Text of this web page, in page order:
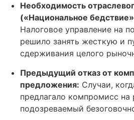
Необходимость
(«Национальное
Налоговое управление на
решило занять жесткую и
сдерживания целого
Предыдущий отказ от
предложения: Случаи,
предлагало компромисс на
подозреваемый